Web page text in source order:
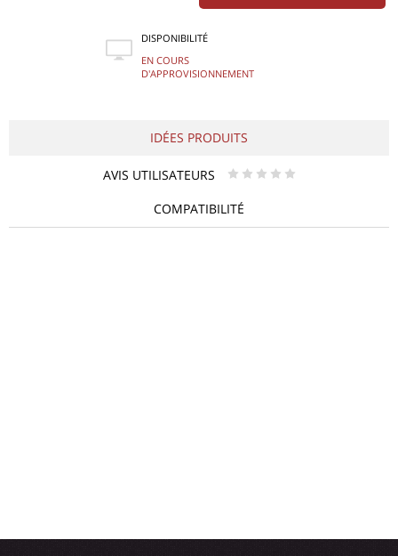
DISPONIBILITÉ
EN COURS
D'APPROVISIONNEMENT
IDÉES PRODUITS
AVIS UTILISATEURS * * * * *
COMPATIBILITÉ